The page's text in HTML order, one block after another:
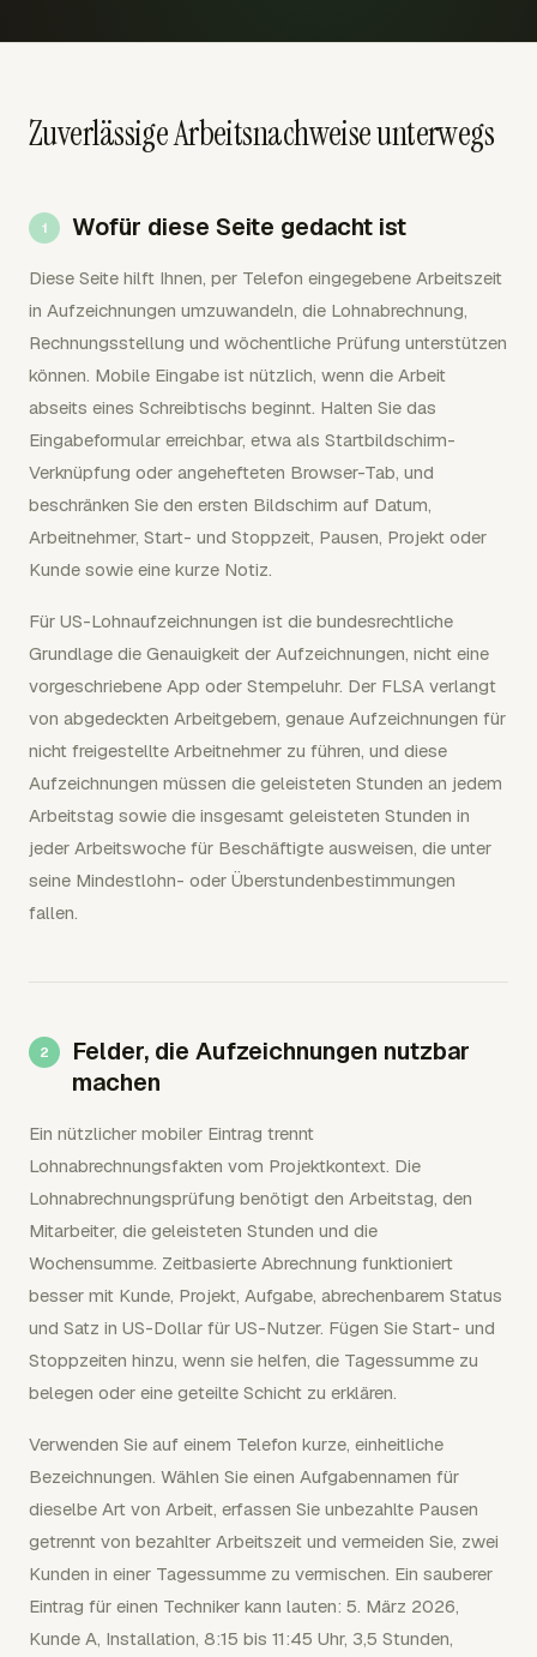
Zuverlässige Arbeitsnachweise unterwegs
Wofür diese Seite gedacht ist
Diese Seite hilft Ihnen, per Telefon eingegebene Arbeitszeit
in Aufzeichnungen umzuwandeln, die Lohnabrechnung,
Rechnungsstellung und wöchentliche Prüfung unterstützen
können. Mobile Eingabe ist nützlich, wenn die Arbeit
abseits eines Schreibtischs beginnt. Halten Sie das
Eingabeformular erreichbar, etwa als Startbildschirm-
Verknüpfung oder angehefteten Browser-Tab, und
beschränken Sie den ersten Bildschirm auf Datum,
Arbeitnehmer, Start- und Stoppzeit, Pausen, Projekt oder
Kunde sowie eine kurze Notiz.
Für US-Lohnaufzeichnungen ist die bundesrechtliche
Grundlage die Genauigkeit der Aufzeichnungen, nicht eine
vorgeschriebene App oder Stempeluhr. Der FLSA verlangt
von abgedeckten Arbeitgebern, genaue Aufzeichnungen für
nicht freigestellte Arbeitnehmer zu führen, und diese
Aufzeichnungen müssen die geleisteten Stunden an jedem
Arbeitstag sowie die insgesamt geleisteten Stunden in
jeder Arbeitswoche für Beschäftigte ausweisen, die unter
seine Mindestlohn- oder Überstundenbestimmungen
fallen.
Felder, die Aufzeichnungen nutzbar
machen
Ein nützlicher mobiler Eintrag trennt
Lohnabrechnungsfakten vom Projektkontext. Die
Lohnabrechnungsprüfung benötigt den Arbeitstag, den
Mitarbeiter, die geleisteten Stunden und die
Wochensumme. Zeitbasierte Abrechnung funktioniert
besser mit Kunde, Projekt, Aufgabe, abrechenbarem Status
und Satz in US-Dollar für US-Nutzer. Fügen Sie Start- und
Stoppzeiten hinzu, wenn sie helfen, die Tagessumme zu
belegen oder eine geteilte Schicht zu erklären.
Verwenden Sie auf einem Telefon kurze, einheitliche
Bezeichnungen. Wählen Sie einen Aufgabennamen für
dieselbe Art von Arbeit, erfassen Sie unbezahlte Pausen
getrennt von bezahlter Arbeitszeit und vermeiden Sie, zwei
Kunden in einer Tagessumme zu vermischen. Ein sauberer
Eintrag für einen Techniker kann lauten: 5. März 2026,
Kunde A, Installation, 8:15 bis 11:45 Uhr, 3,5 Stunden,